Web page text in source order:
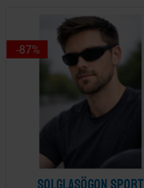
Solglasögon sport
87%